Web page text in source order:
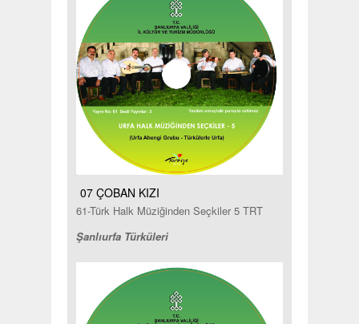
07 ÇOBAN KIZI
61-Türk Halk Müziğinden Seçkiler 5 TRT
Şanlıurfa Türküleri